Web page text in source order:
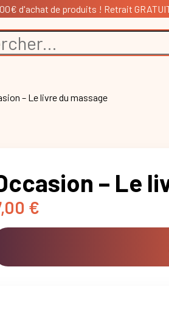
d'achat de produits ! Retrait
– Le livre du massage
– Le
€